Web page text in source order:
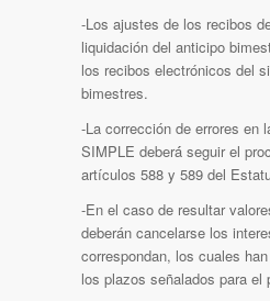
-Los ajustes de los recibos
liquidación del anticipo
los recibos electrónicos del
bimestres.
-La corrección de errores en
SIMPLE deberá́ seguir el
artículos 588 y 589 del
-En el caso de resultar
deberán cancelarse los
correspondan, los cuales
los plazos señalados para